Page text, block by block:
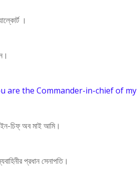
।
are the Commander-in-chief of
চিফ্ অব মাই আমি।
প্রধান সেনাপতি।